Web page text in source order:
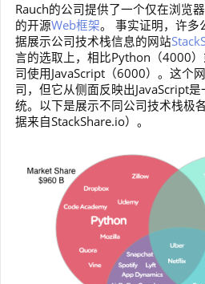
Rauch的公司提供了一个仅在浏览
的开源Web框架。 事实证明，许多
据展示公司技术栈信息的网站
言的选取上，相比Python（4000
司使用JavaScript（6000）。这个
司，但它从侧面反映出JavaScript
统。以下是展示不同公司技术栈极
据来自StackShare.io）。